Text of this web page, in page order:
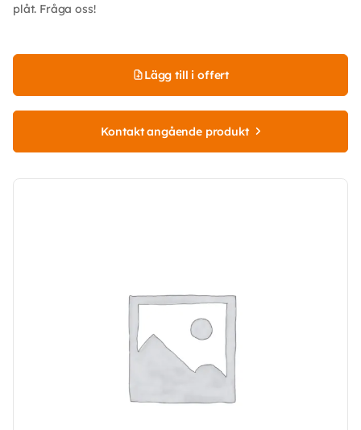
plåt. Fråga oss!
Lägg till i offert
Kontakt angående produkt